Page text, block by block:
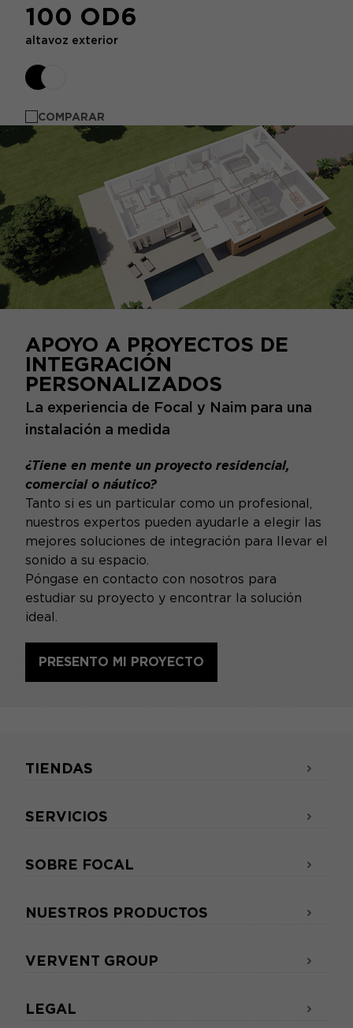
100 OD6
altavoz exterior
COMPARAR
APOYO A PROYECTOS DE
INTEGRACIÓN
PERSONALIZADOS
La experiencia de Focal y Naim para una
instalación a medida
¿Tiene en mente un proyecto residencial,
comercial o náutico?
Tanto si es un particular como un profesional,
nuestros expertos pueden ayudarle a elegir las
mejores soluciones de integración para llevar el
sonido a su espacio.
Póngase en contacto con nosotros para
estudiar su proyecto y encontrar la solución
ideal.
PRESENTO MI PROYECTO
TIENDAS
SERVICIOS
SOBRE FOCAL
NUESTROS PRODUCTOS
VERVENT GROUP
LEGAL